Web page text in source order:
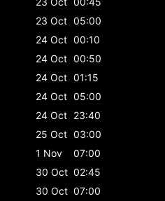
23 Oct 05:00
24 Oct 00:10
24 Oct 00:50
24 Oct 01:15
24 Oct 05:00
24 Oct 23:40
25 Oct 03:00
1 Nov
07:00
30 Oct 02:45
30 Oct 07:00